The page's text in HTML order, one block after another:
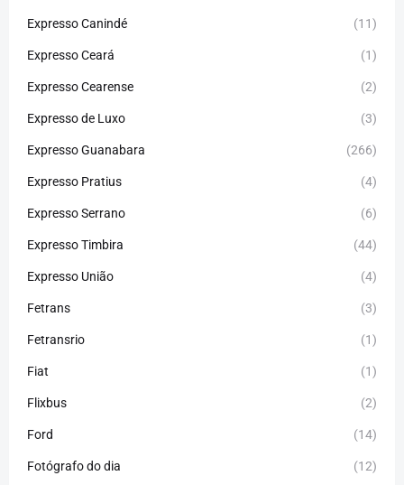
Expresso Canindé (11)
Expresso Ceará (1)
Expresso Cearense (2)
Expresso de Luxo (3)
Expresso Guanabara (266)
Expresso Pratius (4)
Expresso Serrano (6)
Expresso Timbira (44)
Expresso União (4)
Fetrans (3)
Fetransrio (1)
Fiat (1)
Flixbus (2)
Ford (14)
Fotógrafo do dia (12)